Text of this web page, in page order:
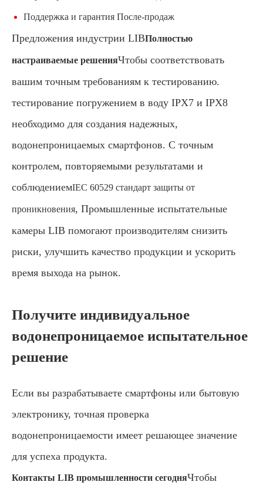
Поддержка и гарантия После-продаж
Предложения индустрии LIBПолностью
настраиваемые решенияЧтобы соответствовать
вашим точным требованиям к тестированию.
тестирование погружением в воду IPX7 и IPX8
необходимо для создания надежных,
водонепроницаемых смартфонов. С точным
контролем, повторяемыми результатами и
соблюдениемIEC 60529 стандарт защиты от
проникновения, Промышленные испытательные
камеры LIB помогают производителям снизить
риски, улучшить качество продукции и ускорить
время выхода на рынок.
Получите индивидуальное
водонепроницаемое испытательное
решение
Если вы разрабатываете смартфоны или бытовую
электронику, точная проверка
водонепроницаемости имеет решающее значение
для успеха продукта.
Контакты LIB промышленности сегодняЧтобы